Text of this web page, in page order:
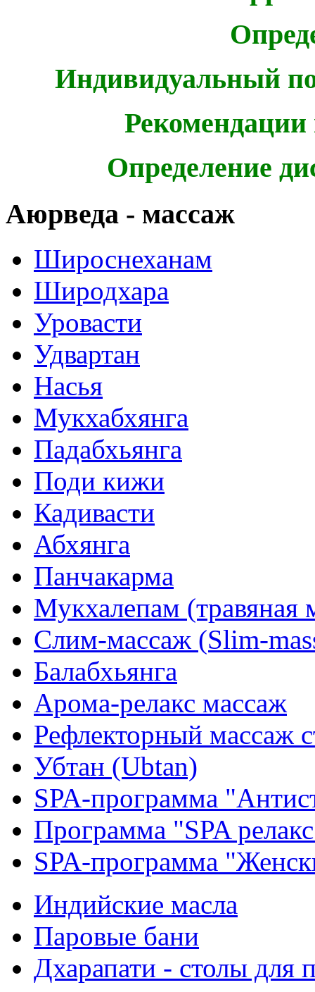
Индивидуальный
Определение
Аюрведа - массаж
Широснеханам
Широдхара
Уровасти
Удвартан
Насья
Мукхабхянга
Падабхьянга
Поди кижи
Кадивасти
Абхянга
Панчакарма
Мукхалепам (травяная
Слим-массаж (Slim-
Балабхьянга
Арома-релакс массаж
Рефлекторный массаж
Убтан (Ubtan)
SPA-программа
Программа "SPA
SPA-программа
Индийские масла
Паровые бани
Дхарапати - столы для